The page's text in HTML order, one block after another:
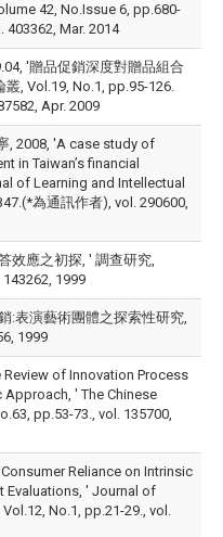
42, No.Issue 6, pp.680-
403362, Mar. 2014
'贈品促銷深度對贈品組合
, Vol.19, No.1, pp.95-126.
Apr. 2009
, 2008, 'A case study of
in Taiwan’s financial
of Learning and Intellectual
為通訊作者), vol. 290600,
效應之初探, ' 調查研究,
1999
:表演藝術團體之探索性研究,
1999
of Innovation Process
' The Chinese
pp.53-73., vol. 135700,
Reliance on Intrinsic
Evaluations, ' Journal of
No.1, pp.21-29., vol.